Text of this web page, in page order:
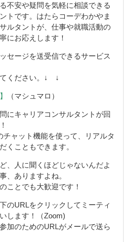
不安や疑問を気軽に相談できる
トです。はたらコーデわかやま
ルタントが、仕事や就職活動の
にお応えします！
セージを送受信できるサービス
てください。↓ ↓
（マシュマロ）
にキャリアコンサルタントが回
チャット機能を使って、リアルタ
くこともできます。
、人に聞くほどじゃないんだよ
、ありますよね。
ことでも大歓迎です！
のURLをクリックしてミーティ
します！（Zoom)
加のためのURLがメールで送ら